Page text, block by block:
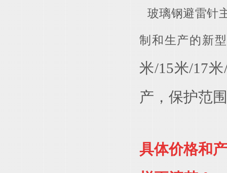
玻璃钢避雷针
制和生产的新
米/15米/17
产，保护范
具体价格和